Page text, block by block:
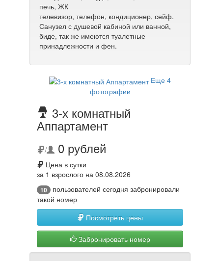
печь, ЖК
телевизор, телефон, кондиционер, сейф.
Санузел с душевой кабиной или ванной,
биде, так же имеются туалетные
принадлежности и фен.
Еще 4
фотографии
3-х комнатный
Аппартамент
/ 0 рублей
Цена в сутки
за 1 взрослого на 08.08.2026
10
пользователей сегодня забронировали
такой номер
Посмотреть цены
Забронировать номер